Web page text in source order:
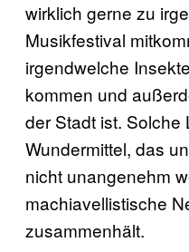
wirklich gerne zu
Musikfestival
irgendwelche
kommen und
der Stadt ist. Solche
Wundermittel, das
nicht unangenehm
machiavellistische
zusammenhält.